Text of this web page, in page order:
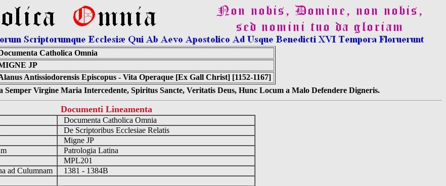
Catholica Omnia
JP
Antissiodorensis Episcopus - Vita Operaque [Ex Gall Christ] [1152-1167]
Virgine Maria Intercedente, Spiritus Sancte, Veritatis Deus, Hunc Locum a Malo Defendere Digneris.
Documenti Lineamenta
Documenta Catholica Omnia
De Scriptoribus Ecclesiae Relatis
Migne JP
Patrologia Latina
MPL201
ad Culumnam
1381 - 1384B